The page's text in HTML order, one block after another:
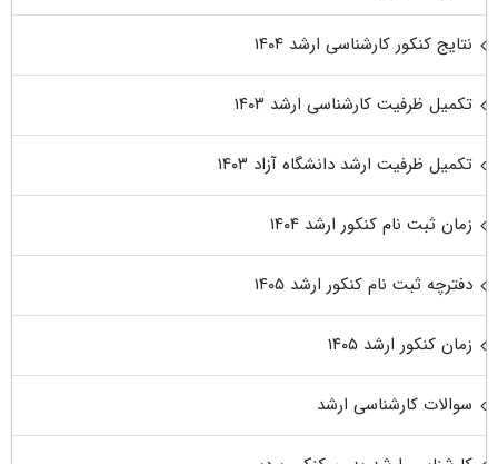
نتایج کنکور کارشناسی ارشد ۱۴۰۴
تکمیل ظرفیت کارشناسی ارشد ۱۴۰۳
تکمیل ظرفیت ارشد دانشگاه آزاد ۱۴۰۳
زمان ثبت نام کنکور ارشد ۱۴۰۴
دفترچه ثبت نام کنکور ارشد ۱۴۰۵
زمان کنکور ارشد ۱۴۰۵
سوالات کارشناسی ارشد